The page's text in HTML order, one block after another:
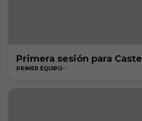
Primera sesión para Castel
PRIMER EQUIPO